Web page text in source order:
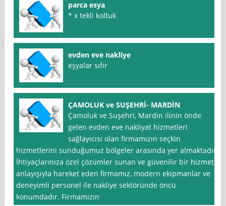
parca esya
* x tekli koltuk
evden eve nakliye
eşyalar sıfır
ÇAMOLUK ve SUŞEHRİ- MARDİN
Çamoluk ve Suşehri, Mardin ilinin önde
gelen evden eve nakliyat hizmetleri
sağlayıcısı olan firmamızın seçkin
hizmetlerini sunduğumuz bölgeler arasında yer almaktadır.
İhtiyaçlarınıza özel çözümler sunan ve güvenilir bir hizmet
anlayışıyla hareket eden firmamız, modern ekipmanlar ve
deneyimli personel ile nakliye sektöründe öncü
konumdadır. Firmamızın